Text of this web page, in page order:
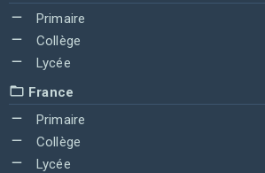
Primaire
Collège
Lycée
France
Primaire
Collège
Lycée